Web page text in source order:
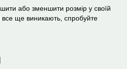
або зменшити розмір у своїй
все ще виникають, спробуйте